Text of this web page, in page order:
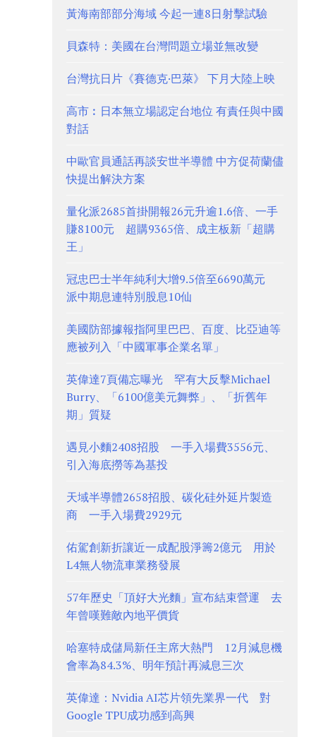
黃海南部部分海域 今起一連8日射擊試驗
貝森特：美國在台灣問題立場並無改變
台灣抗日片《賽德克·巴萊》 下月大陸上映
高市︰日本無立場認定台地位 有責任與中國
對話
中歐官員通話再談安世半導體 中方促荷蘭儘
快提出解決方案
量化派2685首掛開報26元升逾1.6倍、一手
賺8100元 超購9365倍、成主板新「超購
王」
冠忠巴士半年純利大增9.5倍至6690萬元
派中期息連特別股息10仙
美國防部據報指阿里巴巴、百度、比亞迪等
應被列入「中國軍事企業名單」
英偉達7頁備忘曝光 罕有大反擊Michael
Burry、「6100億美元舞弊」、「折舊年
期」質疑
遇見小麵2408招股 一手入場費3556元、
引入海底撈等為基投
天域半導體2658招股、碳化硅外延片製造
商 一手入場費2929元
佑駕創新折讓近一成配股淨籌2億元 用於
L4無人物流車業務發展
57年歷史「頂好大光麵」宣布結束營運 去
年曾嘆難敵內地平價貨
哈塞特成儲局新任主席大熱門 12月減息機
會率為84.3%、明年預計再減息三次
英偉達：Nvidia AI芯片領先業界一代 對
Google TPU成功感到高興